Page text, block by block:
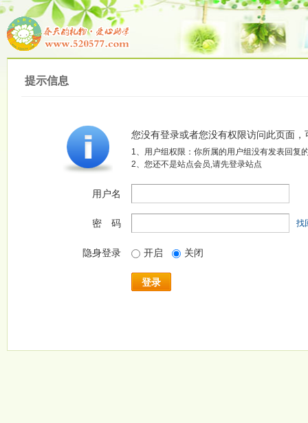
提示信息
您没有登录或者您没有权限访问此页面
1、用户组权限：你所属的用户组没有发表回复
2、您还不是站点会员,请先登录站点
用户名
密 码 找
隐身登录 开启 关闭
登录